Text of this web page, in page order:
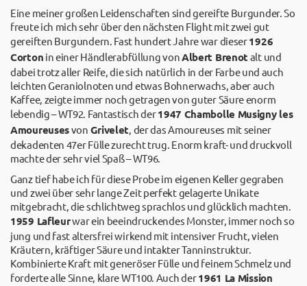
Eine meiner großen Leidenschaften sind gereifte Burgunder. So
freute ich mich sehr über den nächsten Flight mit zwei gut
gereiften Burgundern. Fast hundert Jahre war dieser1926
Corton in einer Händlerabfüllung vonAlbert Brenot alt und
dabei trotz aller Reife, die sich natürlich in der Farbe und auch
leichten Geraniolnoten und etwas Bohnerwachs, aber auch
Kaffee, zeigte immer noch getragen von guter Säure enorm
lebendig – WT92. Fantastisch der1947 Chambolle Musigny les
Amoureusesvon Grivelet, der das Amoureuses mit seiner
dekadenten 47er Fülle zurecht trug. Enorm kraft- und druckvoll
machte der sehr viel Spaß – WT96.
Ganz tief habe ich für diese Probe im eigenen Keller gegraben
und zwei über sehr lange Zeit perfekt gelagerte Unikate
mitgebracht, die schlichtweg sprachlos und glücklich machten.
1959 Lafleurwar ein beeindruckendes Monster, immer noch so
jung und fast altersfrei wirkend mit intensiver Frucht, vielen
Kräutern, kräftiger Säure und intakter Tanninstruktur.
Kombinierte Kraft mit generöser Fülle und feinem Schmelz und
forderte alle Sinne, klare WT100. Auch der1961 La Mission